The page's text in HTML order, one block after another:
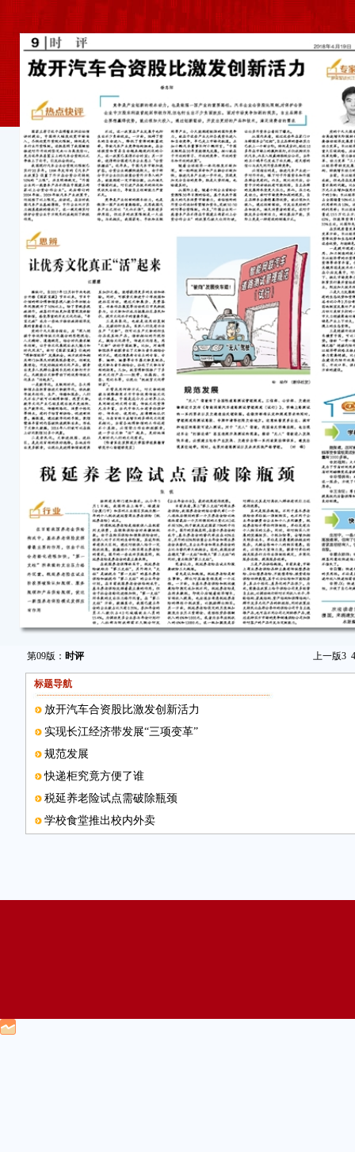
第09版： 时评 上一版3 4
标题导航
放开汽车合资股比激发创新活力
实现长江经济带发展“三项变革”
规范发展
快递柜究竟方便了谁
税延养老险试点需破除瓶颈
学校食堂推出校内外卖